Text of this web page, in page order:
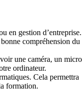
en gestion d’entreprise.
compréhension du
une caméra, un micro
ordinateur.
Cela permettra
formation.